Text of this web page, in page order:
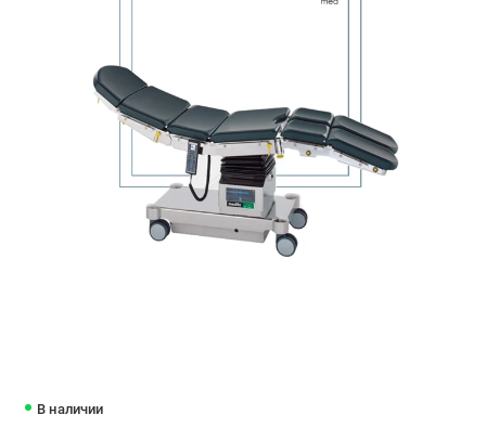
В наличии